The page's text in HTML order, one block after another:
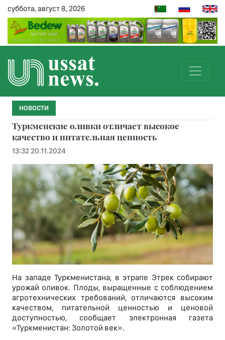
суббота, август 8, 2026
НОВОСТИ
Туркменские оливки отличает высокое
качество и питательная ценность
13:32 20.11.2024
На западе Туркменистана, в этрапе Этрек собирают
урожай оливок. Плоды, выращенные с соблюдением
агротехнических требований, отличаются высоким
качеством, питательной ценностью и ценовой
доступностью, сообщает электронная газета
«Туркменистан: Золотой век».